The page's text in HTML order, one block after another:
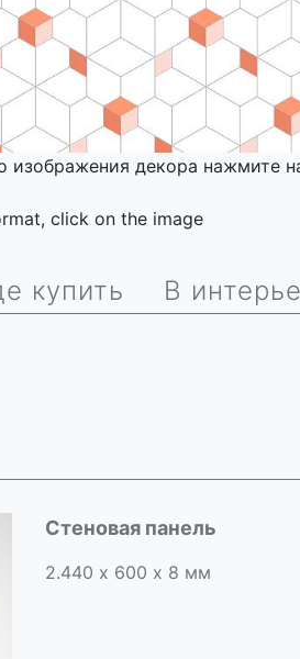
изображения декора нажмите
click on the image
купить В
Стеновая панель
2.440 х 600 х 8 мм